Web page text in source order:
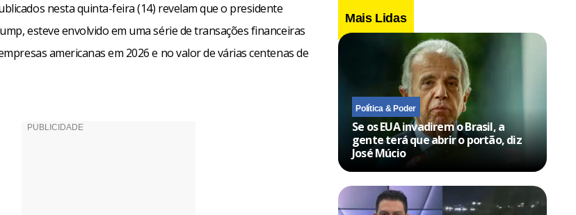
nesta quinta-feira (14) revelam que o presidente
esteve envolvido em uma série de transações financeiras
americanas em 2026 e no valor de várias centenas de
Mais Lidas
Política & Poder
Se os EUA invadirem o Brasil, a
gente terá que abrir o portão, diz
José Múcio